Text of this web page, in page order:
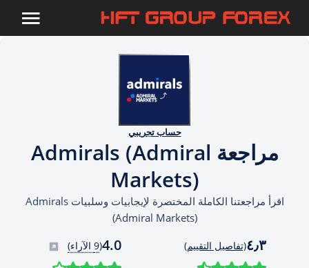
حساب تجريبي
مراجعة Admirals (Admiral
Markets)
اقرأ مراجعتنا الكاملة المختصرة لإيجابيات وسلبيات Admirals
(Admiral Markets)
٤٫٣(تفاصيل التقييم) 4.0
(9 الآراء)